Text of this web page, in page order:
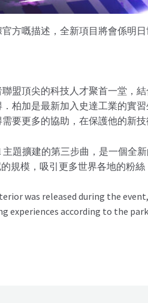
方嘅描述，全新項目將會係明
盟頂尖的科技人才聚首一堂，
柏加是最新加入史達工業的實
要更多的協助，在保護他的新
題擴建的第三步曲，是一個全
規模，吸引更多世界各地的粉絲
was released during the
experiences according to the